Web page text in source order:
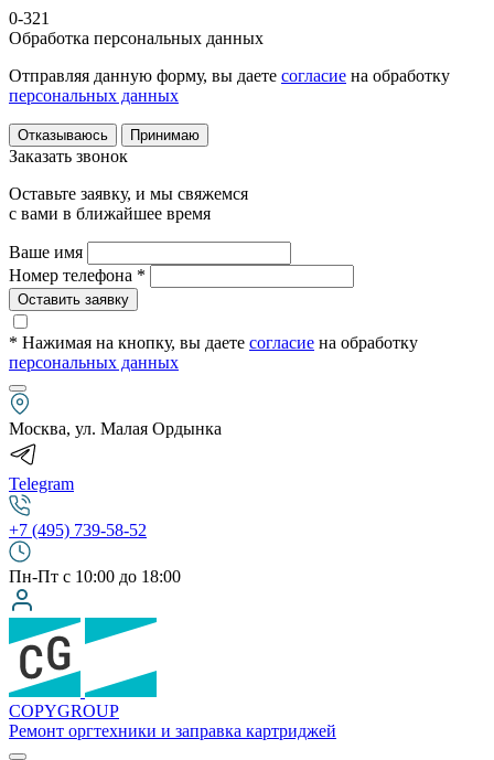
0-321
Обработка персональных данных
Отправляя данную форму, вы даете согласие на обработку
персональных данных
Отказываюсь Принимаю
Заказать звонок
Оставьте заявку, и мы свяжемся
с вами в ближайшее время
Ваше имя
Номер телефона *
Оставить заявку
* Нажимая на кнопку, вы даете согласие на обработку
персональных данных
Москва, ул. Малая Ордынка
Telegram
+7 (495) 739-58-52
Пн-Пт с 10:00 до 18:00
COPYGROUP
Ремонт оргтехники и заправка картриджей